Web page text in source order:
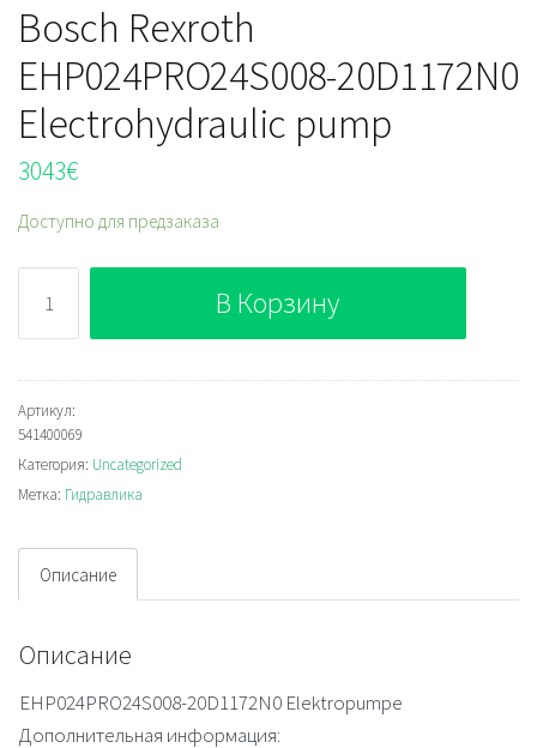
Bosch Rexroth
EHP024PRO24S008-20D1172N0
Electrohydraulic pump
3043€
Доступно для предзаказа
Bosch
Rexroth
EHP024PRO24S008-
20D1172N0
Electrohydraulic
pump
В Корзину
Артикул:
541400069
Категория: Uncategorized
Метка: Гидравлика
Описание
Описание
EHP024PRO24S008-20D1172N0 Elektropumpe
Дополнительная информация: